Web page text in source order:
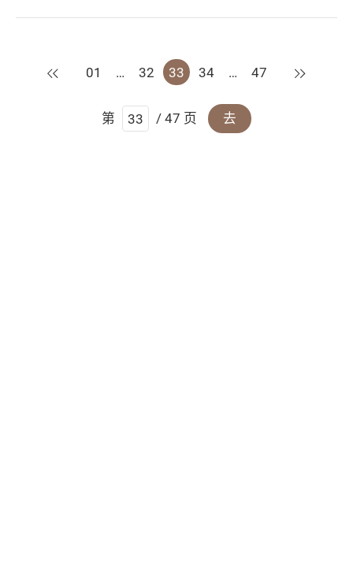
上一页
01 … 32 33 34 … 47 下一页
第 / 47 页 去